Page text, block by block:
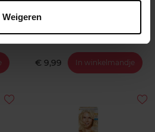
Weigeren
Permanente haarkleuring
€ 9,99 In winkelmandje